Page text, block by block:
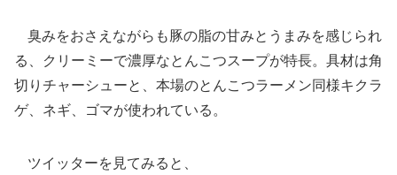
臭みをおさえながらも豚の脂の甘みとうまみを感じられ
る、クリーミーで濃厚なとんこつスープが特長。具材は角
切りチャーシューと、本場のとんこつラーメン同様キクラ
ゲ、ネギ、ゴマが使われている。
ツイッターを見てみると、